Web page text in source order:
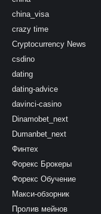
china_visa
crazy time
Cryptocurrency News
csdino
dating
dating-advice
davinci-casino
Dinamobet_next
Dumanbet_next
Финтех
Форекс Брокеры
Форекс Обучение
Макси-обзорник
Пролив мейнов